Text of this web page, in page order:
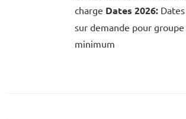
charge Dates 2026:Dates
sur demande pour
minimum